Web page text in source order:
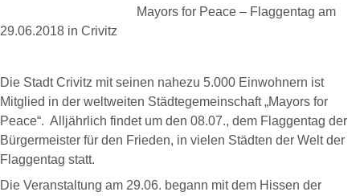
Mayors for Peace – Flaggentag am
29.06.2018 in Crivitz
Die Stadt Crivitz mit seinen nahezu 5.000 Einwohnern ist
Mitglied in der weltweiten Städtegemeinschaft „Mayors for
Peace“. Alljährlich findet um den 08.07., dem Flaggentag der
Bürgermeister für den Frieden, in vielen Städten der Welt der
Flaggentag statt.
Die Veranstaltung am 29.06. begann mit dem Hissen der